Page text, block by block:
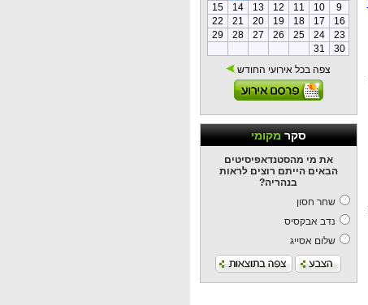
9
10
11
12
13
14
15
16
17
18
19
20
21
22
23
24
25
26
27
28
29
30
31
צפה בכל אירועי החודש
סקרמקומי
את מי מהסטנדאפיסיטים
הבאים הייתם רוצים לראות
בנהריה?
שחר חסון
נדב אבקסיס
שלום אסייג